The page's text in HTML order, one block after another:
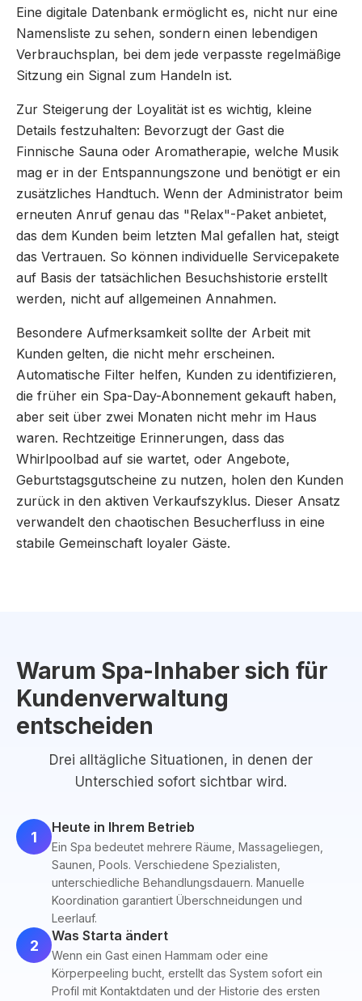
Eine digitale Datenbank ermöglicht es, nicht nur eine
Namensliste zu sehen, sondern einen lebendigen
Verbrauchsplan, bei dem jede verpasste regelmäßige
Sitzung ein Signal zum Handeln ist.
Zur Steigerung der Loyalität ist es wichtig, kleine
Details festzuhalten: Bevorzugt der Gast die
Finnische Sauna oder Aromatherapie, welche Musik
mag er in der Entspannungszone und benötigt er ein
zusätzliches Handtuch. Wenn der Administrator beim
erneuten Anruf genau das "Relax"-Paket anbietet,
das dem Kunden beim letzten Mal gefallen hat, steigt
das Vertrauen. So können individuelle Servicepakete
auf Basis der tatsächlichen Besuchshistorie erstellt
werden, nicht auf allgemeinen Annahmen.
Besondere Aufmerksamkeit sollte der Arbeit mit
Kunden gelten, die nicht mehr erscheinen.
Automatische Filter helfen, Kunden zu identifizieren,
die früher ein Spa-Day-Abonnement gekauft haben,
aber seit über zwei Monaten nicht mehr im Haus
waren. Rechtzeitige Erinnerungen, dass das
Whirlpoolbad auf sie wartet, oder Angebote,
Geburtstagsgutscheine zu nutzen, holen den Kunden
zurück in den aktiven Verkaufszyklus. Dieser Ansatz
verwandelt den chaotischen Besucherfluss in eine
stabile Gemeinschaft loyaler Gäste.
Warum Spa-Inhaber sich für
Kundenverwaltung
entscheiden
Drei alltägliche Situationen, in denen der
Unterschied sofort sichtbar wird.
1
Heute in Ihrem Betrieb
Ein Spa bedeutet mehrere Räume, Massageliegen,
Saunen, Pools. Verschiedene Spezialisten,
unterschiedliche Behandlungsdauern. Manuelle
Koordination garantiert Überschneidungen und
Leerlauf.
2
Was Starta ändert
Wenn ein Gast einen Hammam oder eine
Körperpeeling bucht, erstellt das System sofort ein
Profil mit Kontaktdaten und der Historie des ersten